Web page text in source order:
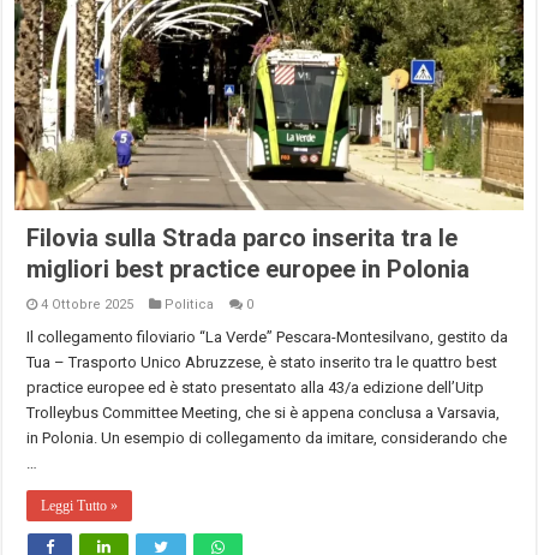
Filovia sulla Strada parco inserita tra le
migliori best practice europee in Polonia
4 Ottobre 2025 Politica 0
Il collegamento filoviario “La Verde” Pescara-Montesilvano, gestito da
Tua – Trasporto Unico Abruzzese, è stato inserito tra le quattro best
practice europee ed è stato presentato alla 43/a edizione dell’Uitp
Trolleybus Committee Meeting, che si è appena conclusa a Varsavia,
in Polonia. Un esempio di collegamento da imitare, considerando che
Leggi Tutto »